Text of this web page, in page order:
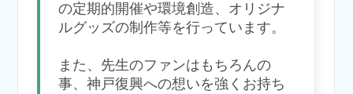
の定期的開催や環境創造、オリジナ
ルグッズの制作等を行っています。
また、先生のファンはもちろんの
事、神戸復興への想いを強くお持ち